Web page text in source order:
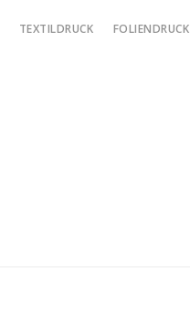
TEXTILDRUCK FOLIENDRUCK